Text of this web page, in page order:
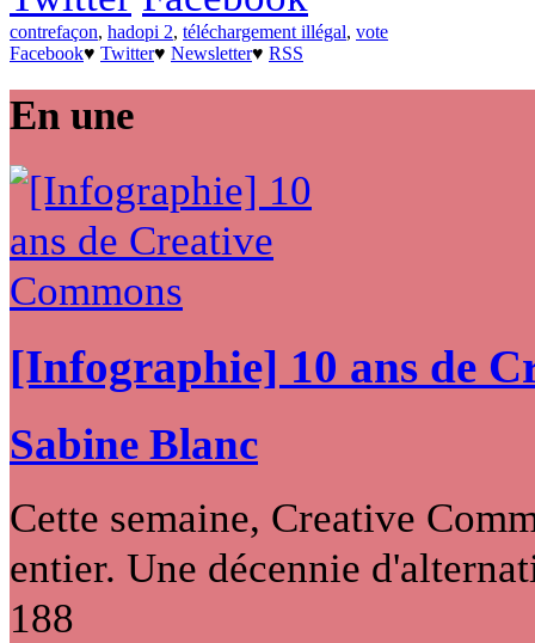
contrefaçon, hadopi 2, téléchargement illégal, vote
Facebook♥ Twitter♥ Newsletter♥ RSS
En une
[Infographie] 10 ans de
Sabine Blanc
Cette semaine, Creative
entier. Une décennie
188